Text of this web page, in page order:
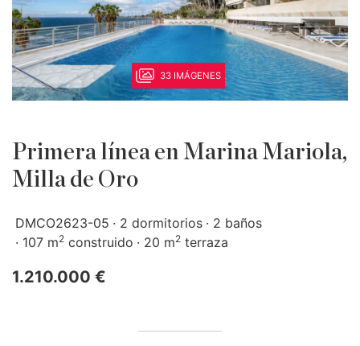
33 IMÁGENES
Primera línea en Marina Mariola,
Milla de Oro
DMCO2623-05 2 dormitorios
2 baños
107 m2 construido 20 m2 terraza
1.210.000 €